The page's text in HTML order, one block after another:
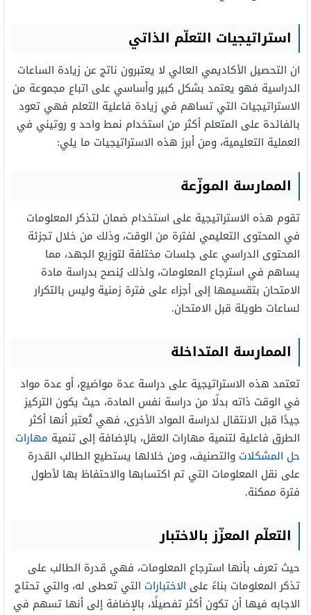
استراتيجيات التعلّم الذاتي
ان التحصيل الأكاديمي العالي لا يعتبرون ناتج عن زيادة الساعات
الدراسية فهو يعتمد بشكل كبير وأساسي على اتباع مجموعة من
الاستراتيجيات التي تساهم في زيادة فاعلية التعلم فهي تعود
بالفائدة على المتعلم أكثر من استخدام نمط واحد و روتيني في
العملية التعليمية، ومن أبرز هذه الاستراتيجيات ما يلي:
الممارسة الموزّعة
تقوم هذه الاستراتيجية على استخدام ضمان لتذكر المعلومات
في المحتوى التعليمي لفترة من الوقت، وذلك من خلال تجزئة
المحتوى الدراسي على جلسات مختلفة لتوزيع الجهد، مما
يساهم في استرجاع المعلومات، ولذلك يُنصح بدراسة مادة
الامتحان بتقسيمها إلى أجزاء على فترة زمنية وليس بالتكرار
لساعات طويلة قبل الامتحان.
الممارسة المتداخلة
تعتمد هذه الاستراتيجية على دراسة عدة مواضيع، أو عدة مواد
في الوقت ذاته بدلًا من دراسة نفس المادة، حيث يكون التركيز
جيدًا قبل الانتقال لدراسة المواد الأخرى، فهي تُعتبر أنها أكثر
الطرق فاعلية لتنمية مهارات العقل، بالإضافة إلى تنمية مهارات
حل المشكلات والتصنيف، ومن خلالها يستطيع الطالب القدرة
على نقل المعلومات التي تم اكتسابها والاحتفاظ بها لأطول
فترة ممكنة.
التعلّم المعزّز بالاختبار
حيث تعرف بأنها استرجاع المعلومات، فهي قدرة الطالب على
تذكر المعلومات بناءً على الاختبارات التي تعطى له، والتي تحتاج
الاجابه فيها أن تكون أكثر تفصيلًا، بالإضافة إلى أنها تسهم في